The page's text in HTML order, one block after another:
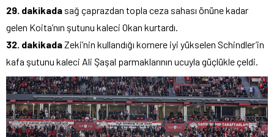
29. dakikada sağ çaprazdan topla ceza sahası önüne kadar
gelen Koita’nın şutunu kaleci Okan kurtardı.
32. dakikadaZeki’nin kullandığı kornere iyi yükselen Schindler’in
kafa şutunu kaleci Ali Şaşal parmaklarının ucuyla güçlükle çeldi.